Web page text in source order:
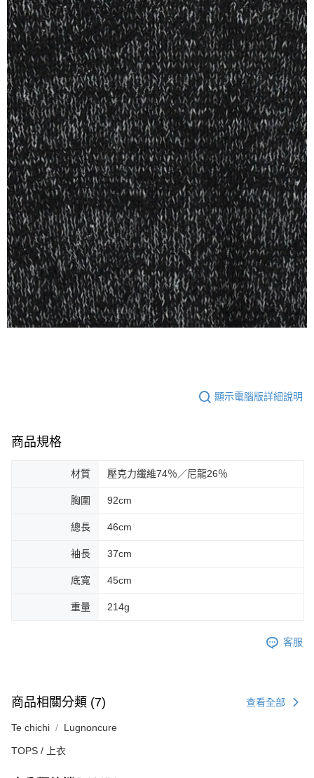
顯示電腦版詳細說明
商品規格
材質 壓克力纖維74％／尼龍26％
胸圍 92cm
總長 46cm
袖長 37cm
底寬 45cm
重量 214g
客服
商品相關分類 (7) 查看全部
Te chichi Lugnoncure
TOPS / 上衣